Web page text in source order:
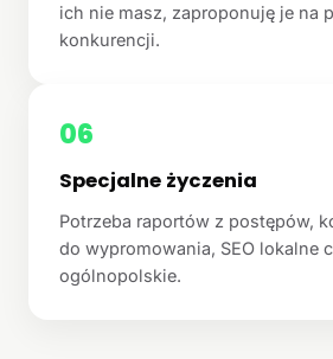
ich nie masz, zaproponuję je na
konkurencji.
06
Specjalne życzenia
Potrzeba raportów z postępów,
do wypromowania, SEO lokalne
ogólnopolskie.